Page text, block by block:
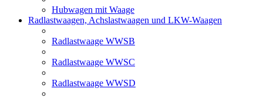
Hubwagen mit Waage
Radlastwaagen, Achslastwaagen und LKW-Waagen
Radlastwaage WWSB
Radlastwaage WWSC
Radlastwaage WWSD